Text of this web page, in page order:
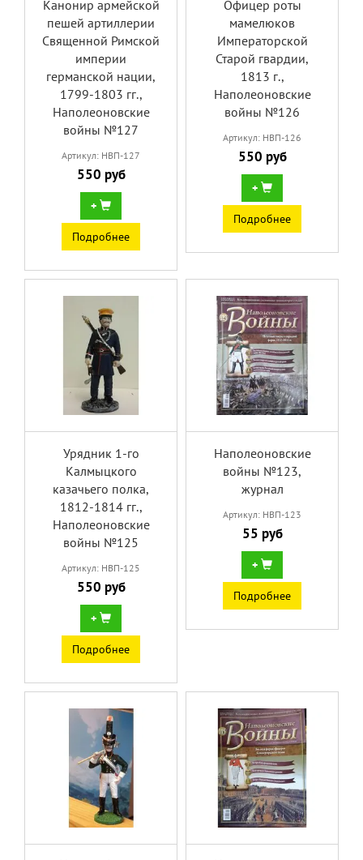
Канонир армейской
пешей артиллерии
Священной Римской
империи
германской нации,
1799-1803 гг.,
Наполеоновские
войны №127
Артикул: НВП-127
550 руб
+
Подробнее
Офицер роты
мамелюков
Императорской
Старой гвардии,
1813 г.,
Наполеоновские
войны №126
Артикул: НВП-126
550 руб
+
Подробнее
Урядник 1-го
Калмыцкого
казачьего полка,
1812-1814 гг.,
Наполеоновские
войны №125
Артикул: НВП-125
550 руб
+
Подробнее
Наполеоновские
войны №123,
журнал
Артикул: НВП-123
55 руб
+
Подробнее